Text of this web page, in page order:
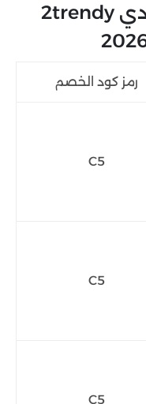
أحدث أكواد خصم توترندي 2trendy
رمز كود الخصم
C5
C5
C5